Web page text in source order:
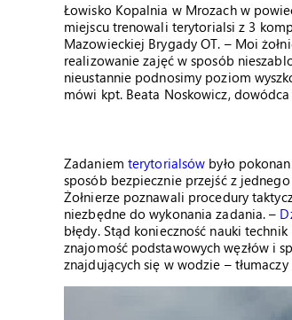
Łowisko Kopalnia w Mrozach w
miejscu trenowali terytorialsi z 3
Mazowieckiej Brygady OT. – Moi
realizowanie zajęć w sposób
nieustannie podnosimy poziom
mówi kpt. Beata Noskowicz,
Zadaniem terytorialsów było
sposób bezpiecznie przejść z
Żołnierze poznawali procedury
niezbędne do wykonania zadania. –
błędy. Stąd konieczność nauki
znajomość podstawowych węzłów i
znajdujących się w wodzie –